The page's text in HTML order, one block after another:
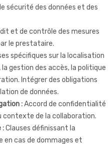
sécurité des données et des
et de contrôle des mesures
le prestataire.
spécifiques sur la localisation
gestion des accès, la politique
Intégrer des obligations
de données.
:Accord de confidentialité
contexte de la collaboration.
:Clauses définissant la
en cas de dommages et